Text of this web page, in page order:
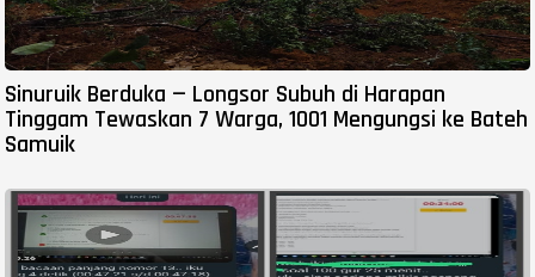
Sinuruik Berduka — Longsor Subuh di Harapan
Tinggam Tewaskan 7 Warga, 1001 Mengungsi ke Bateh
Samuik